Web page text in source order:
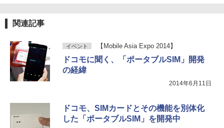
関連記事
イベント 【Mobile Asia Expo 2014】
ドコモに聞く、「ポータブルSIM」開発
の経緯
2014年6月11日
ドコモ、SIMカードとその機能を別体化
した「ポータブルSIM」を開発中